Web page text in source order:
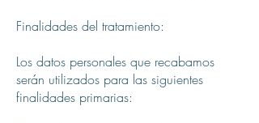
Finalidades del tratamiento:
Los datos personales que recabamos
serán utilizados para las siguientes
finalidades primarias: